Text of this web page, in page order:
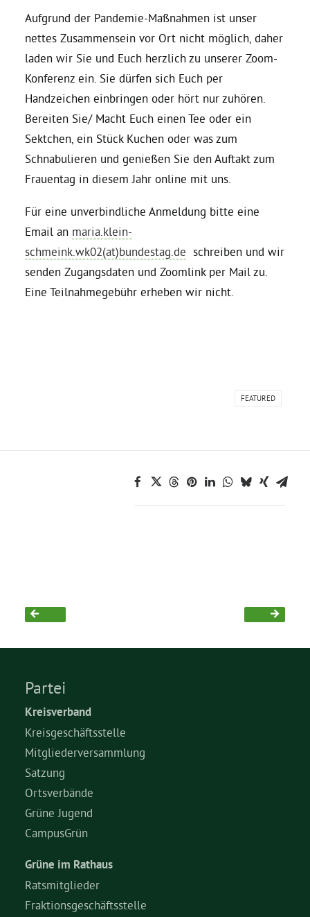
Aufgrund der Pandemie-Maßnahmen ist unser
nettes Zusammensein vor Ort nicht möglich, daher
laden wir Sie und Euch herzlich zu unserer Zoom-
Konferenz ein. Sie dürfen sich Euch per
Handzeichen einbringen oder hört nur zuhören.
Bereiten Sie/ Macht Euch einen Tee oder ein
Sektchen, ein Stück Kuchen oder was zum
Schnabulieren und genießen Sie den Auftakt zum
Frauentag in diesem Jahr online mit uns.
Für eine unverbindliche Anmeldung bitte eine
Email an maria.klein-
schmeink.wk02(at)bundestag.de schreiben und wir
senden Zugangsdaten und Zoomlink per Mail zu.
Eine Teilnahmegebühr erheben wir nicht.
FEATURED
Partei
Kreisverband
Kreisgeschäftsstelle
Mitgliederversammlung
Satzung
Ortsverbände
Grüne Jugend
CampusGrün
Grüne im Rathaus
Ratsmitglieder
Fraktionsgeschäftsstelle